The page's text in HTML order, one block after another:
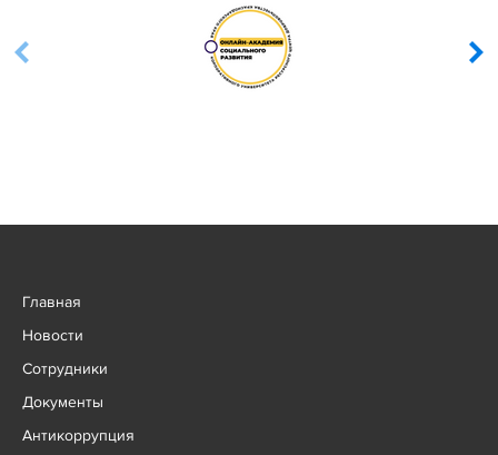
Главная
Новости
Сотрудники
Документы
Антикоррупция